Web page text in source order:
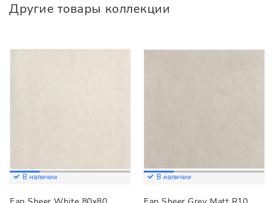
Другие товары коллекции
В наличии В наличии